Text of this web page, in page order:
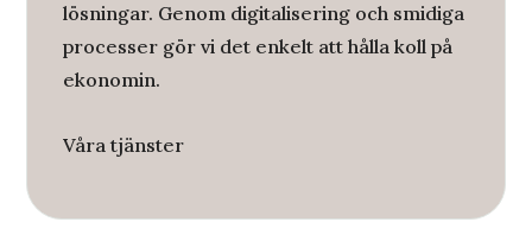
lösningar. Genom digitalisering och smidiga
processer gör vi det enkelt att hålla koll på
ekonomin.
Våra tjänster